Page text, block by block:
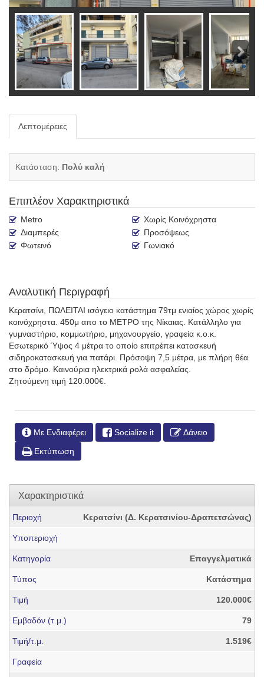
Λεπτομέρειες
Κατάσταση: Πολύ καλή
Επιπλέον Χαρακτηριστικά
Metro
Χωρίς Κοινόχρηστα
Διαμπερές
Προσόψεως
Φωτεινό
Γωνιακό
Αναλυτική Περιγραφή
Κερατσίνι, ΠΩΛΕΙΤΑΙ ισόγειο κατάστημα 79τμ ενιαίος χώρος χωρίς
κοινόχρηστα. 450μ απο το ΜΕΤΡΟ της Νίκαιας. Κατάλληλο για
γυμναστήριο, κομμωτήριο, μηχανουργείο, γραφεία κ.ο.κ.
Εσωτερικό Ύψος 4 μέτρα το οποίο επιτρέπει κατασκευή
σιδηροκατασκευή για πατάρι. Πρόσοψη 7,5 μέτρα, με πλήρη θέα
στο δρόμο. Καινούρια ηλεκτρικά ρολά ασφαλείας.
Ζητούμενη τιμή 120.000€.
Με Ενδιαφέρει Socialize it
Δάνειο
Εκτύπωση
Χαρακτηριστικά
Περιοχή Κερατσίνι (Δ. Κερατσινίου-Δραπετσώνας)
Υποπεριοχή
Κατηγορία Επαγγελματικά
Τύπος Κατάστημα
Τιμή 120.000€
Εμβαδόν (τ.μ.) 79
Τιμή/τ.μ. 1.519€
Γραφεία